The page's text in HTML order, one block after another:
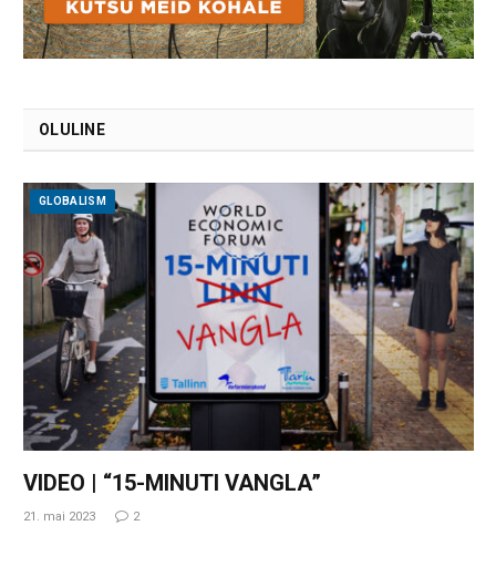
OLULINE
GLOBALISM
VIDEO | “15-MINUTI VANGLA”
21. mai 2023 2